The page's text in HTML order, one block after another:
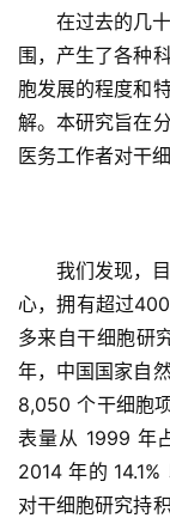
在过去的几
围，产生了各种
胞发展的程度和
解。本研究旨在
医务工作者对干
我们发现，
心，拥有超过
多来自干细胞研
年，中国国家自
8,050 个干细胞
表量从 1999 年
2014 年的
对干细胞研究持